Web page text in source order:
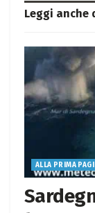
Leggi anche
ALLA PRIMA